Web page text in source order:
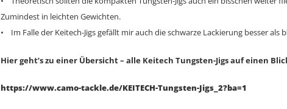
Zumindest in leichten Gewichten.
• Im Falle der Keitech-Jigs gefällt mir auch die schwarze Lackierung besser als
Hier geht’s zu einer Übersicht – alle Keitech Tungsten-Jigs auf einen
https://www.camo-tackle.de/KEITECH-Tungsten-Jigs_2?ba=1